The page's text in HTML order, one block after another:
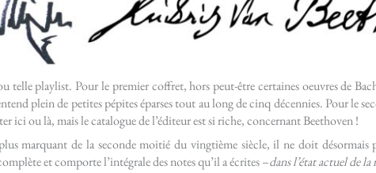
telle playlist. Pour le premier coffret, hors peut-être certaines oeuvres de
plein de petites pépites éparses tout au long de cinq décennies. Pour le
ici ou là, mais le catalogue de l’éditeur est si riche, concernant Beethoven !
marquant de la seconde moitié du vingtième siècle, il ne doit désormais
et comporte l’intégrale des notes qu’il a écrites –dans l’état actuel de la